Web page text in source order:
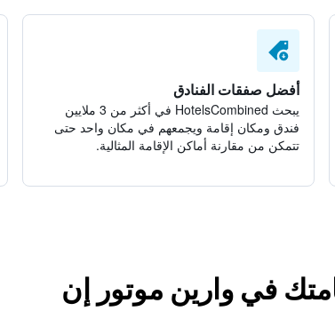
أفضل صفقات الفنادق
يبحث HotelsCombined في أكثر من 3 ملايين
فندق ومكان إقامة ويجمعهم في مكان واحد حتى
تتمكن من مقارنة أماكن الإقامة المثالية.
في وارين موتور إن